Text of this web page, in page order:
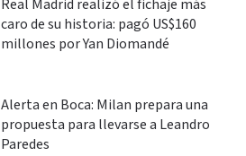
Real Madrid realizó el fichaje más
caro de su historia: pagó US$160
millones por Yan Diomandé
Alerta en Boca: Milan prepara una
propuesta para llevarse a Leandro
Paredes